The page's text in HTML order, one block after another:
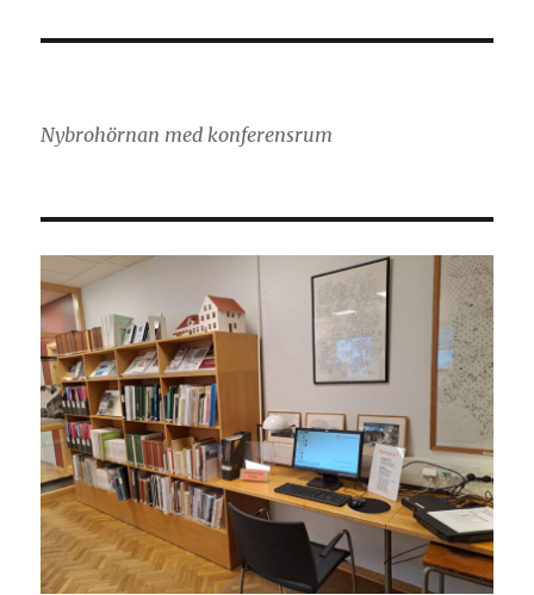
Nybrohörnan med konferensrum